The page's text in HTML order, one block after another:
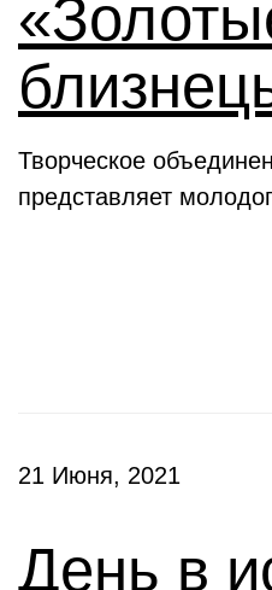
Творческое
представляет
21 Июня, 2021
День в